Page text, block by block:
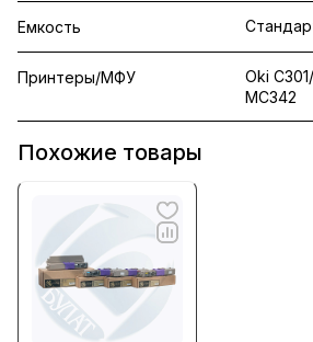
Емкость
Принтеры/МФУ
Oki
MC342
Похожие товары